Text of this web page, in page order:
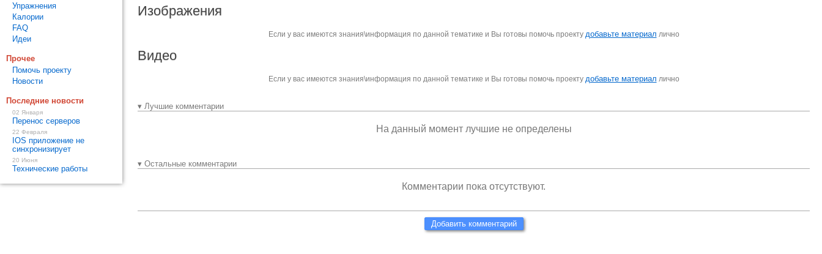
Изображения
Если у вас имеются знания\информация по данной тематике и Вы готовы помочь проекту добавьте материал лично
Видео
Если у вас имеются знания\информация по данной тематике и Вы готовы помочь проекту добавьте материал лично
▾ Лучшие комментарии
На данный момент лучшие не определены
▾ Остальные комментарии
Комментарии пока отсутствуют.
Добавить комментарий
Упражнения
Калории
FAQ
Идеи
Прочее
Помочь проекту
Новости
Последние новости
02 Января
Перенос серверов
22 Февраля
IOS приложение не
синхронизирует
20 Июня
Технические работы